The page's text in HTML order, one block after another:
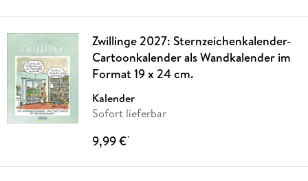
Zwillinge 2027: Sternzeichenkalender-
Cartoonkalender als Wandkalender im
Format 19 x 24 cm.
Kalender
Sofort lieferbar
9,99 €*